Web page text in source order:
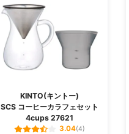
KINTO(キントー)
SCS コーヒーカラフェセット
4cups 27621
3.04(4)